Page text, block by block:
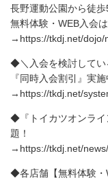
長野運動公園から徒歩
無料体験・WEB入会は
→https://tkdj.net/dojo/
◆＼入会を検討してい
『同時入会割引』実施
→https://tkdj.net/
◆『トイカツオンライ
題！
→https://tkdj.net/
◆各店舗【無料体験・